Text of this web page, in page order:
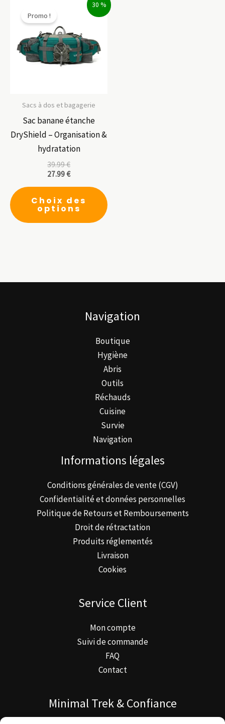
Les
30 %
Promo !
Sacs à dos et bagagerie
Sac banane étanche
DryShield – Organisation &
hydratation
39.99€
27.99€
Choix des
options
produit
choisies
la
page
du
produit
Navigation
Boutique
Hygiène
Abris
Outils
Réchauds
Cuisine
Survie
Navigation
Informations légales
Conditions générales de vente (CGV)
Confidentialité et données personnelles
Politique de Retours et Remboursements
Droit de rétractation
Produits réglementés
Livraison
Cookies
Service Client
Mon compte
Suivi de commande
FAQ
Contact
Minimal Trek & Confiance